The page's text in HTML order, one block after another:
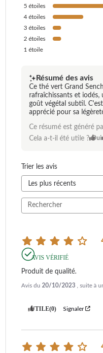
5 étoiles
4 étoiles
3 étoiles
2 étoiles
1 étoile
Résumé des avis
Ce thé vert Grand
rafraîchissants et
goût végétal subtil.
apprécié pour sa
Ce résumé est généré
Cela a-t-il été utile ? Oui
Trier les avis
AVIS VÉRIFIÉ
Produit de qualité.
Avis du 20/10/2023 , suite à
UTILE(0) Signaler